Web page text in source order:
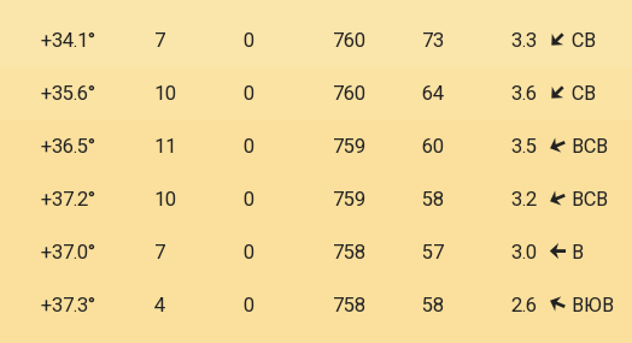
+34.1 7 0 760 73 3.3 СВ
+35.6 10 0 760 64 3.6 СВ
+36.5 11 0 759 60 3.5 ВСВ
+37.2 10 0 759 58 3.2 ВСВ
+37.0 7 0 758 57 3.0 В
+37.3 4 0 758 58 2.6 ВЮВ